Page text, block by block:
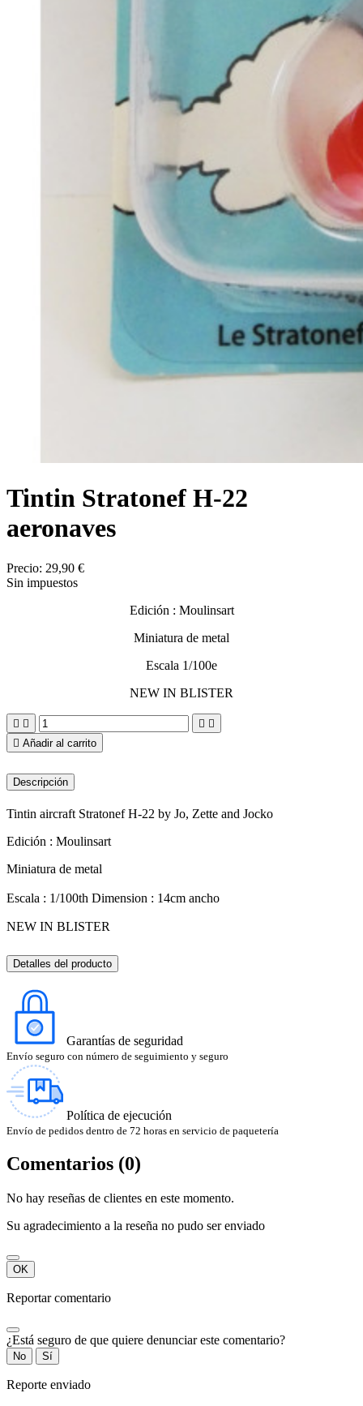
Tintin Stratonef H-22
aeronaves
Precio: 29,90 €
Sin impuestos
Edición : Moulinsart
Miniatura de metal
Escala 1/100e
NEW IN BLISTER
   
 Añadir al carrito
Descripción
Tintin aircraft Stratonef H-22 by Jo, Zette and Jocko
Edición : Moulinsart
Miniatura de metal
Escala : 1/100th Dimension : 14cm ancho
NEW IN BLISTER
Detalles del producto
Garantías de seguridad
Envío seguro con número de seguimiento y seguro
Política de ejecución
Envío de pedidos dentro de 72 horas en servicio de paquetería
Comentarios (0)
No hay reseñas de clientes en este momento.
Su agradecimiento a la reseña no pudo ser enviado
OK
Reportar comentario
¿Está seguro de que quiere denunciar este comentario?
No Sí
Reporte enviado